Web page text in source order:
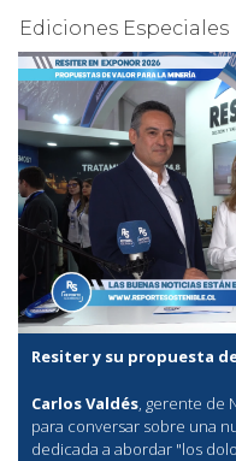
Ediciones Especiales
Resiter y su propuesta
Carlos Valdés, gerente de
para conversar sobre una
dedicada a abordar "los